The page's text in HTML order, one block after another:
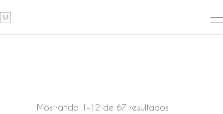
Mostrando 1–12 de 67 resultados